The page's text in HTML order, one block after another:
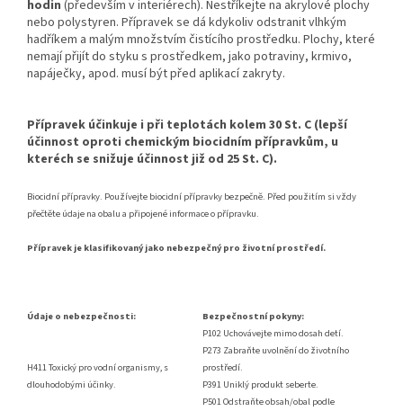
hodin (především v interiérech). Nestříkejte na akrylové plochy
nebo polystyren. Přípravek se dá kdykoliv odstranit vlhkým
hadříkem a malým množstvím čistícího prostředku. Plochy, které
nemají přijít do styku s prostředkem, jako potraviny, krmivo,
napáječky, apod. musí být před aplikací zakryty.
Přípravek účinkuje i při teplotách kolem 30 St. C (lepší
účinnost oproti chemickým biocidním přípravkům, u
kteréch se snižuje účinnost již od 25 St. C).
Biocidní přípravky. Používejte biocidní přípravky bezpečně. Před použitím si vždy
přečtěte údaje na obalu a připojené informace o přípravku.
Přípravek je klasifikovaný jako nebezpečný pro životní prostředí.
Údaje o nebezpečnosti: Bezpečnostní pokyny:
H411 Toxický pro vodní organismy, s
dlouhodobými účinky.
P102 Uchovávejte mimo dosah detí.
P273 Zabraňte uvolnění do životního
prostředí.
P391 Uniklý produkt seberte.
P501 Odstraňte obsah/obal podle